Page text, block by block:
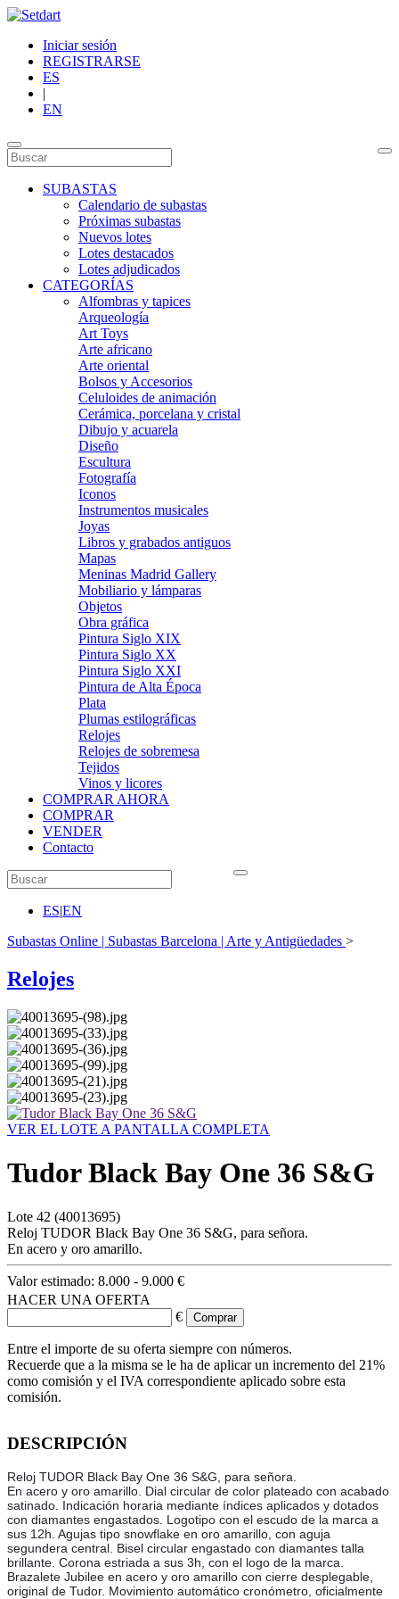
Iniciar sesión
REGISTRARSE
ES
|
EN
SUBASTAS
Calendario de subastas
Próximas subastas
Nuevos lotes
Lotes destacados
Lotes adjudicados
CATEGORÍAS
Alfombras y tapices
Arqueología
Art Toys
Arte africano
Arte oriental
Bolsos y Accesorios
Celuloides de animación
Cerámica, porcelana y cristal
Dibujo y acuarela
Diseño
Escultura
Fotografía
Iconos
Instrumentos musicales
Joyas
Libros y grabados antiguos
Mapas
Meninas Madrid Gallery
Mobiliario y lámparas
Objetos
Obra gráfica
Pintura Siglo XIX
Pintura Siglo XX
Pintura Siglo XXI
Pintura de Alta Época
Plata
Plumas estilográficas
Relojes
Relojes de sobremesa
Tejidos
Vinos y licores
COMPRAR AHORA
COMPRAR
VENDER
Contacto
ES|EN
Subastas Online | Subastas Barcelona | Arte y Antigüedades >
Relojes
VER EL LOTE A PANTALLA COMPLETA
Tudor Black Bay One 36 S&G
Lote 42 (40013695)
Reloj TUDOR Black Bay One 36 S&G, para señora.
En acero y oro amarillo.
Valor estimado: 8.000 - 9.000 €
HACER UNA OFERTA
€
Entre el importe de su oferta siempre con números.
Recuerde que a la misma se le ha de aplicar un incremento del 21%
como comisión y el IVA correspondiente aplicado sobre esta
comisión.
DESCRIPCIÓN
Reloj TUDOR Black Bay One 36 S&G, para señora.
En acero y oro amarillo. Dial circular de color plateado con acabado
satinado. Indicación horaria mediante índices aplicados y dotados
con diamantes engastados. Logotipo con el escudo de la marca a
sus 12h. Agujas tipo snowflake en oro amarillo, con aguja
segundera central. Bisel circular engastado con diamantes talla
brillante. Corona estriada a sus 3h, con el logo de la marca.
Brazalete Jubilee en acero y oro amarillo con cierre desplegable,
original de Tudor. Movimiento automático cronómetro, oficialmente